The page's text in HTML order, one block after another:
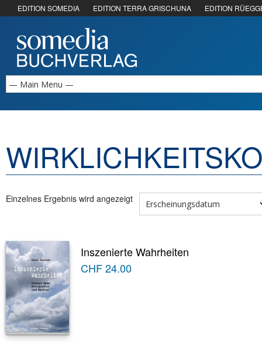
EDITION SOMEDIA EDITION TERRA GRISCHUNA EDITION
Einzelnes Ergebnis wird angezeigt
Inszenierte Wahrheiten
CHF24.00